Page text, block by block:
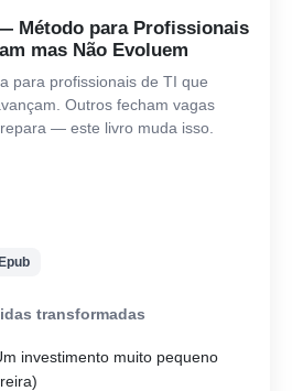
Método para Profissionais
mas Não Evoluem
para profissionais de TI que
Outros fecham vagas
— este livro muda isso.
Epub
transformadas
investimento muito pequeno